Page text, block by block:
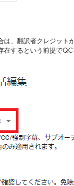
、翻訳者クレジット
在するという前提でQC